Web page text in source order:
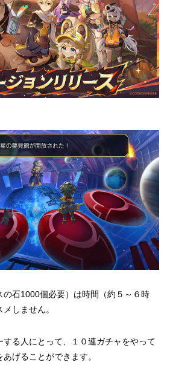
の石1000個必要）は時間（約５～６時
しません。
する人にとって、１０連ガチャをやって
げることができます。